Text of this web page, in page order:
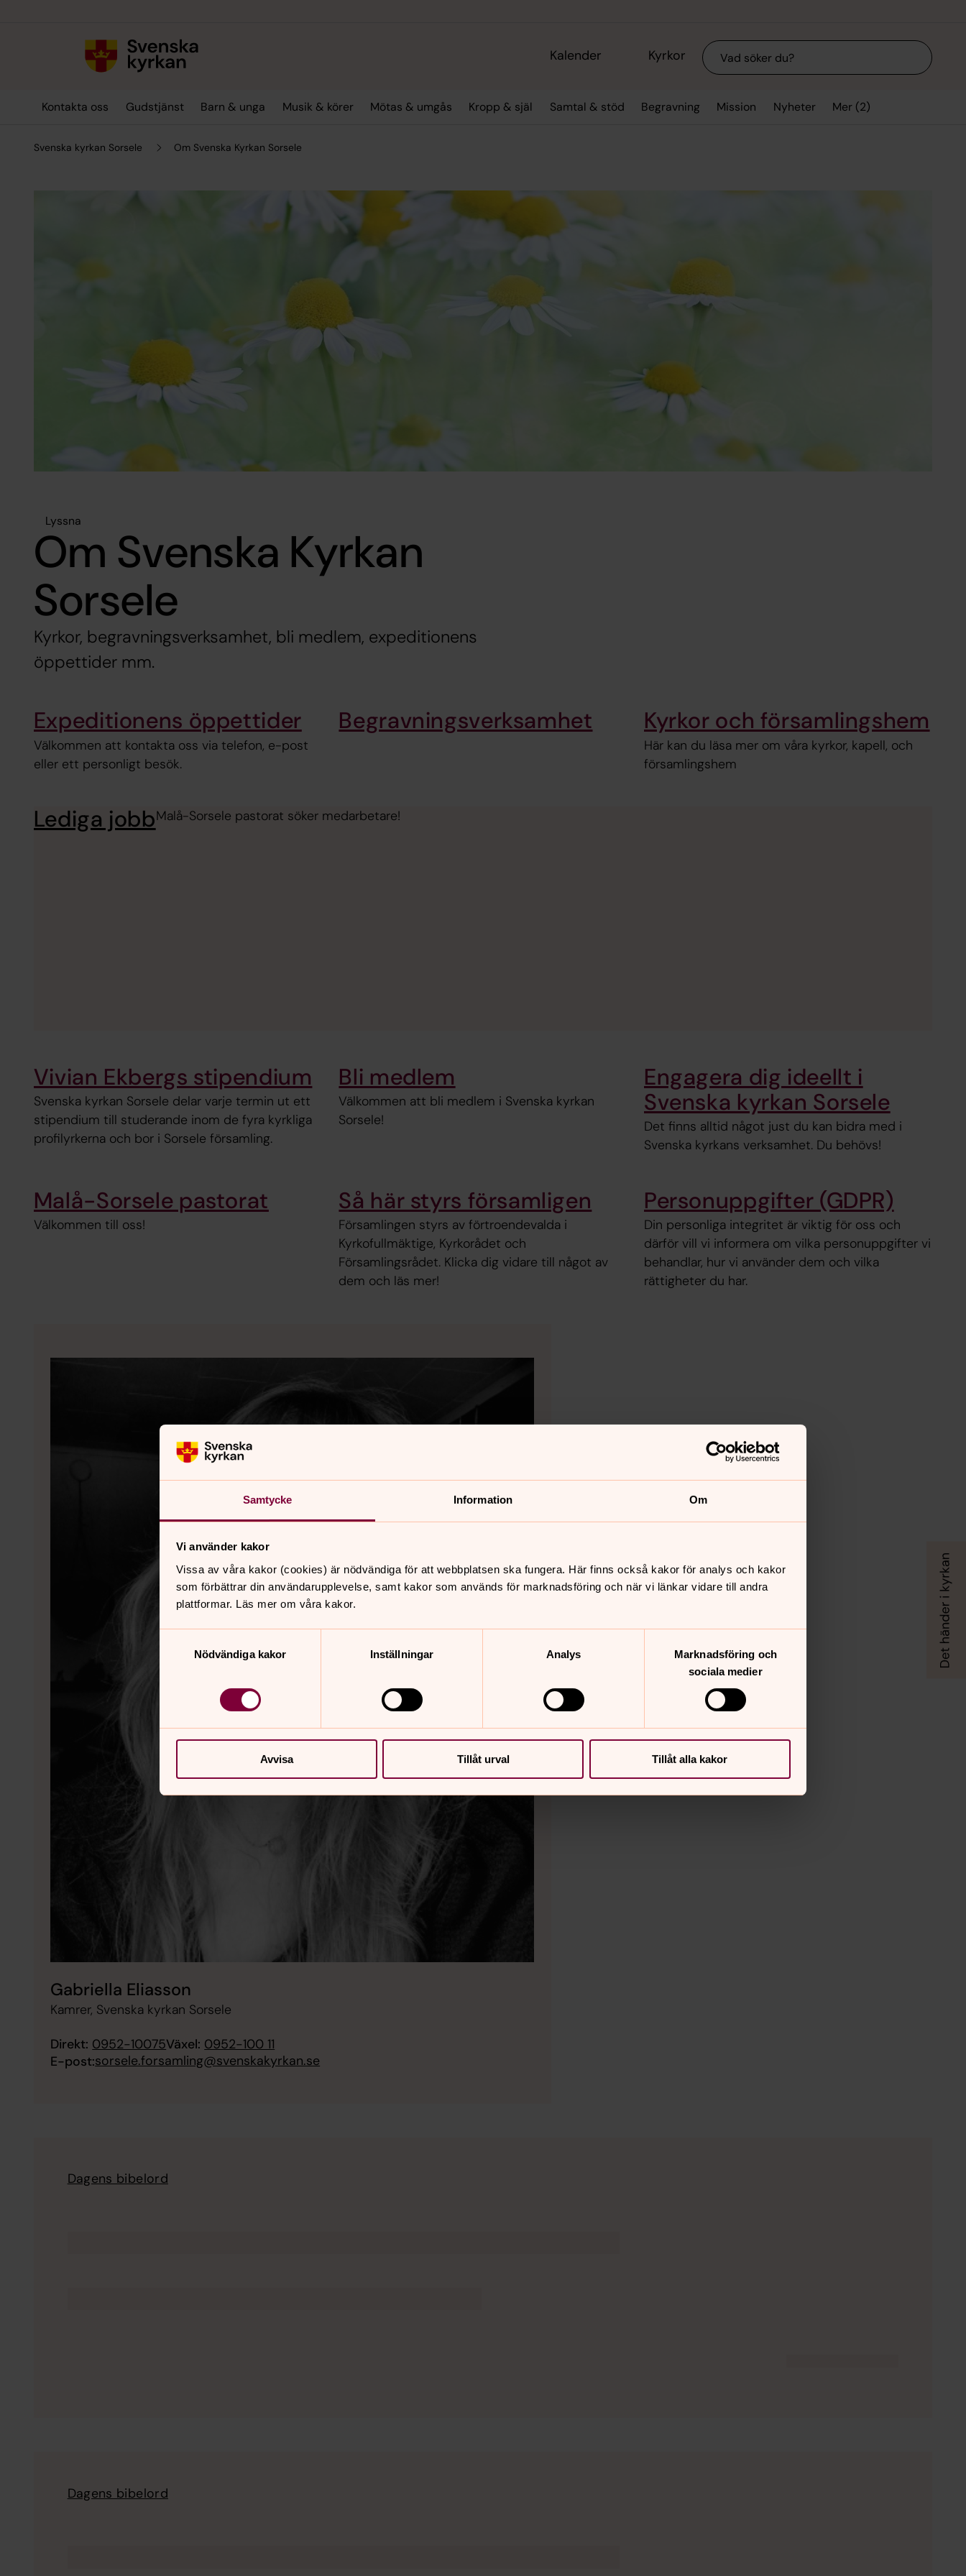
Samtycke Information Om
Vi använder kakor
Vissa av våra kakor (cookies) är nödvändiga för att webbplatsen ska fungera. Här finns också kakor för analys och kakor
som förbättrar din användarupplevelse, samt kakor som används för marknadsföring och när vi länkar vidare till andra
plattformar. Läs mer om våra kakor.
Nödvändiga kakor
Inställningar Analys
Marknadsföring och
sociala medier
Avvisa Tillåt urval Tillåt alla kakor
Kalender Kyrkor Sök
Kontakta oss Gudstjänst Barn & unga Musik & körer Mötas & umgås Kropp & själ Samtal & stöd Begravning Mission Nyheter Mer (2)
Svenska kyrkan Sorsele Om Svenska Kyrkan Sorsele
Lyssna
Om Svenska Kyrkan
Sorsele
Kyrkor, begravningsverksamhet, bli medlem, expeditionens
öppettider mm.
Expeditionens öppettider
Välkommen att kontakta oss via telefon, e-post
eller ett personligt besök.
Begravningsverksamhet Kyrkor och församlingshem
Här kan du läsa mer om våra kyrkor, kapell, och
församlingshem
Lediga jobbMalå-Sorsele pastorat söker medarbetare!
Vivian Ekbergs stipendium
Svenska kyrkan Sorsele delar varje termin ut ett
stipendium till studerande inom de fyra kyrkliga
profilyrkerna och bor i Sorsele församling.
Bli medlem
Välkommen att bli medlem i Svenska kyrkan
Sorsele!
Engagera dig ideellt i
Svenska kyrkan Sorsele
Det finns alltid något just du kan bidra med i
Svenska kyrkans verksamhet. Du behövs!
Malå-Sorsele pastorat
Välkommen till oss!
Så här styrs församligen
Församlingen styrs av förtroendevalda i
Kyrkofullmäktige, Kyrkorådet och
Församlingsrådet. Klicka dig vidare till något av
dem och läs mer!
Personuppgifter (GDPR)
Din personliga integritet är viktig för oss och
därför vill vi informera om vilka personuppgifter vi
behandlar, hur vi använder dem och vilka
rättigheter du har.
Gabriella Eliasson
Kamrer, Svenska kyrkan Sorsele
Direkt: 0952-10075Växel: 0952-100 11
E-post:sorsele.forsamling@svenskakyrkan.se
Dagens bibelord
Dagens bibelord